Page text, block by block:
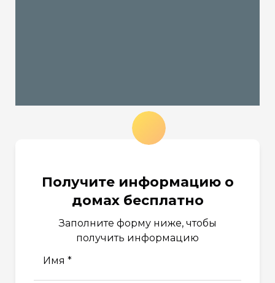
Получите информацию о
домах бесплатно
Заполните форму ниже, чтобы
получить информацию
Имя *